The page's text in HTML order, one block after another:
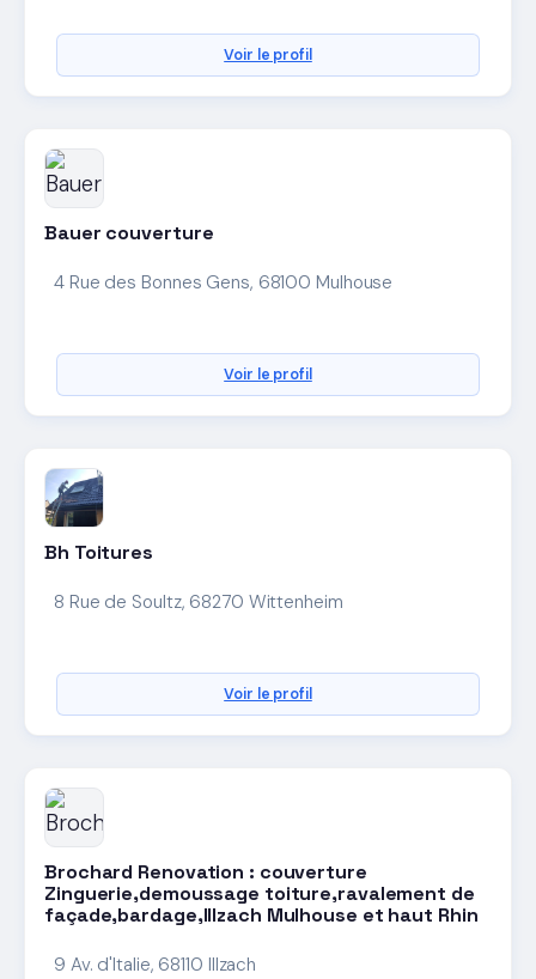
Voir le profil
Bauer couverture
4 Rue des Bonnes Gens, 68100 Mulhouse
Voir le profil
Bh Toitures
8 Rue de Soultz, 68270 Wittenheim
Voir le profil
Brochard Renovation : couverture
Zinguerie,demoussage toiture,ravalement de
façade,bardage,Illzach Mulhouse et haut Rhin
9 Av. d'Italie, 68110 Illzach